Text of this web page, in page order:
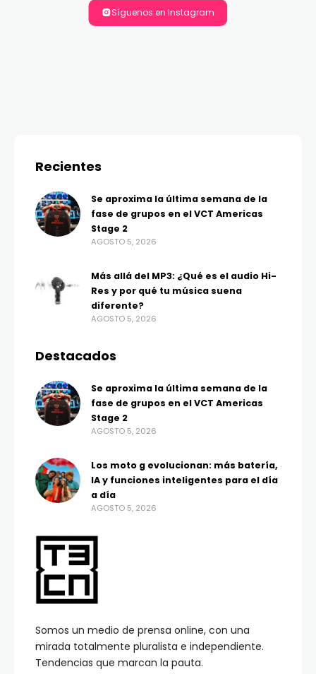
Síguenos en Instagram
Somos un medio de prensa online, con una
mirada totalmente pluralista e independiente.
Tendencias que marcan la pauta.
Recientes
Se aproxima la última semana de la
fase de grupos en el VCT Americas
Stage 2
AGOSTO 5, 2026
Más allá del MP3: ¿Qué es el audio Hi-
Res y por qué tu música suena
diferente?
AGOSTO 5, 2026
Destacados
Se aproxima la última semana de la
fase de grupos en el VCT Americas
Stage 2
AGOSTO 5, 2026
Los moto g evolucionan: más batería,
IA y funciones inteligentes para el día
a día
AGOSTO 5, 2026